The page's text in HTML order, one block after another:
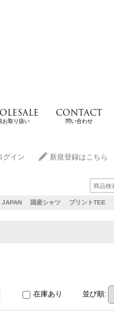
お取り扱い
CONTACT
問い合わせ
JAPAN 国産シャツ プリントTEE
グイン 新規登録はこちら
在庫あり 並び順: